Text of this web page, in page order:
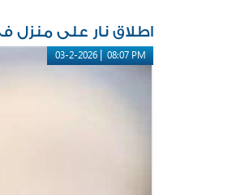
اطلاق نار على منزل
03-2-2026 | 08:07 PM